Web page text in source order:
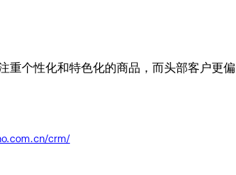
个性化和特色化的商品，而头部客户更
crm/